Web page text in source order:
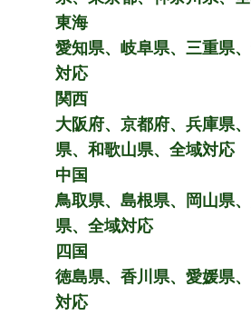
東海
愛知県、岐阜県、三重県
対応
関西
大阪府、京都府、兵庫県
県、和歌山県、全域対応
中国
鳥取県、島根県、岡山県
県、全域対応
四国
徳島県、香川県、愛媛県
対応